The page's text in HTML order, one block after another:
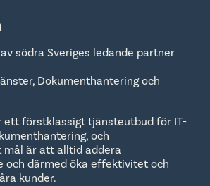
södra Sveriges ledande partner
Dokumenthantering och
ett förstklassigt tjänsteutbud för IT-
och
mål är att alltid addera
och därmed öka effektivitet och
kunder.